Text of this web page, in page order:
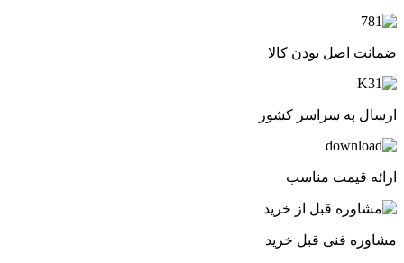
ضمانت اصل بودن کالا
ارسال به سراسر کشور
ارائه قیمت مناسب
مشاوره فنی قبل خرید